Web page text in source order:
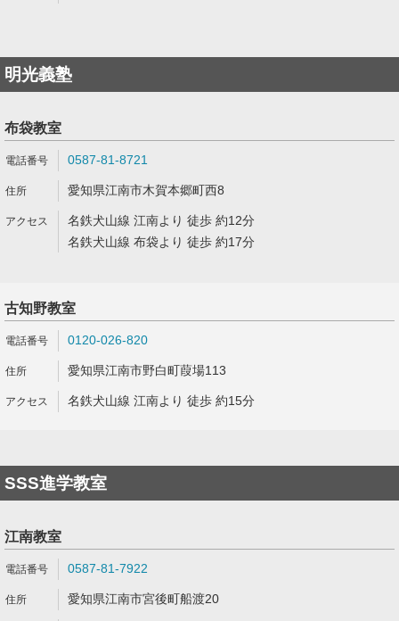
明光義塾
布袋教室
0587-81-8721
愛知県江南市木賀本郷町西8
名鉄犬山線 江南より 徒歩 約12分
名鉄犬山線 布袋より 徒歩 約17分
古知野教室
0120-026-820
愛知県江南市野白町葭場113
名鉄犬山線 江南より 徒歩 約15分
SSS進学教室
江南教室
0587-81-7922
愛知県江南市宮後町船渡20